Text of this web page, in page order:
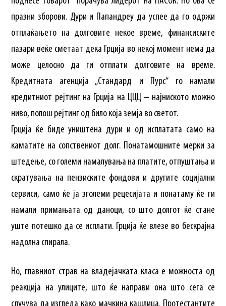
празни зборови. Дури и Папандреу да успее да го одржи
отплаќањето на долговите некое време, финансиските
пазари веќе сметаат дека Грција во некој момент нема да
може целосно да ги отплати долговите на време.
Кредитната агенција „Стандард и Пурс“ го намали
кредитниот рејтинг на Грција на ЦЦЦ – најниското можно
ниво, полош рејтинг од било која земја во светот.
Грција ќе биде уништена дури и од исплатата само на
каматите на сопствениот долг. Понатамошните мерки за
штедење, со големи намалувања на платите, отпуштања и
скратувања на пензиските фондови и другите социјални
сервиси, само ќе ја зголеми рецесијата и понатаму ќе ги
намали примањата од даноци, со што долгот ќе стане
уште потешко да се исплати. Грција ќе влезе во бескрајна
надолна спирала.
Но, главниот страв на владејачката класа е можноста од
реакција на улиците, што ќе направи она што сега се